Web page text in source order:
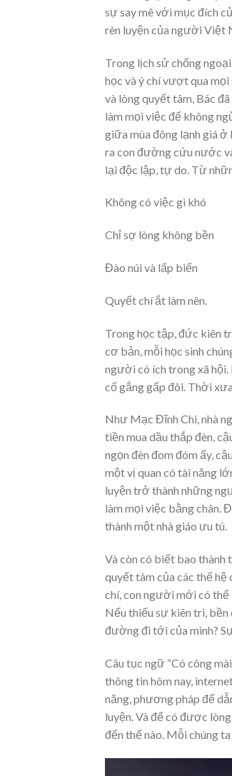
sự say mê với mục đích
rèn luyện của người Việt
Trong lịch sử chống
học và ý chí vượt qua
và lòng quyết tâm, Bác
làm mọi việc để không
giữa mùa đông lạnh giá ở
ra con đường cứu nước
lại độc lập, tự do. Từ
Không có việc gì khó
Chỉ sợ lòng không bền
Đào núi và lấp biển
Quyết chí ắt làm nên.
Trong học tập, đức kiên
cơ bản, mỗi học sinh
người có ích trong xã
cố gắng gấp đôi. Thời
Như Mạc Đĩnh Chi, nhà
tiền mua dầu thắp đèn,
ngọn đèn đom đóm ấy,
một vị quan có tài năng
luyện trở thành những
làm mọi việc bằng chân.
thành một nhà giáo ưu tú.
Và còn có biết bao thành
quyết tâm của các thế hệ
chí, con người mới có thể
Nếu thiếu sự kiên trì,
đường đi tới của mình?
Câu tục ngữ “Có công
thông tin hôm nay,
năng, phương pháp để
luyện. Và để có được
đến thế nào. Mỗi chúng